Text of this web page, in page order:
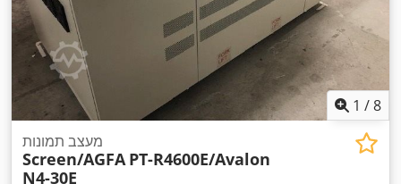
1 /8
מעצב תמונות
Screen/AGFA PT-R4600E/Avalon
N4-30E